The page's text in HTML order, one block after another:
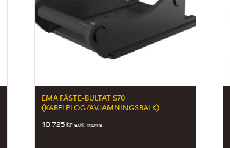
EMA FÄSTE-BULTAT S70
(KABELPLOG/AVJÄMNINGSBALK)
10 725kr exkl. moms